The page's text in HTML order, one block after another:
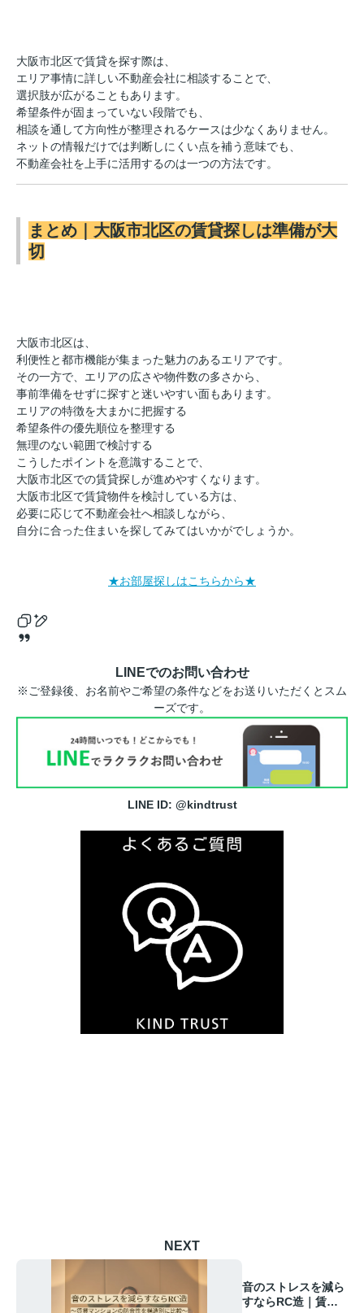
大阪市北区で賃貸を探す際は、
エリア事情に詳しい不動産会社に相談することで、
選択肢が広がることもあります。
希望条件が固まっていない段階でも、
相談を通して方向性が整理されるケースは少なくありません。
ネットの情報だけでは判断しにくい点を補う意味でも、
不動産会社を上手に活用するのは一つの方法です。
まとめ｜大阪市北区の賃貸探しは準備が大
切
大阪市北区は、
利便性と都市機能が集まった魅力のあるエリアです。
その一方で、エリアの広さや物件数の多さから、
事前準備をせずに探すと迷いやすい面もあります。
エリアの特徴を大まかに把握する
希望条件の優先順位を整理する
無理のない範囲で検討する
こうしたポイントを意識することで、
大阪市北区での賃貸探しが進めやすくなります。
大阪市北区で賃貸物件を検討している方は、
必要に応じて不動産会社へ相談しながら、
自分に合った住まいを探してみてはいかがでしょうか。
★お部屋探しはこちらから★
LINEでのお問い合わせ
※ご登録後、お名前やご希望の条件などをお送りいただくとスム
ーズです。
LINE ID: @kindtrust
NEXT
音のストレスを減ら
すならRC造｜賃貸